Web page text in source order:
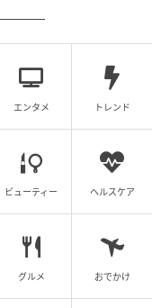
じてしまうイン
に立つことが苦
っていなかったと
ームを率いること
リーダーシップと
践を通じて学ぶも
への不安にとら
ージに集中する
ンポスター感情に
と」が重要だと語
エンタメ トレンド
ビューティー ヘルスケア
グルメ おでかけ